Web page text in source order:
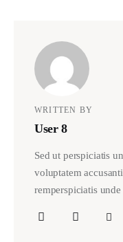
WRITTEN BY
User 8
Sed ut perspiciatis
voluptatem
remperspiciatis